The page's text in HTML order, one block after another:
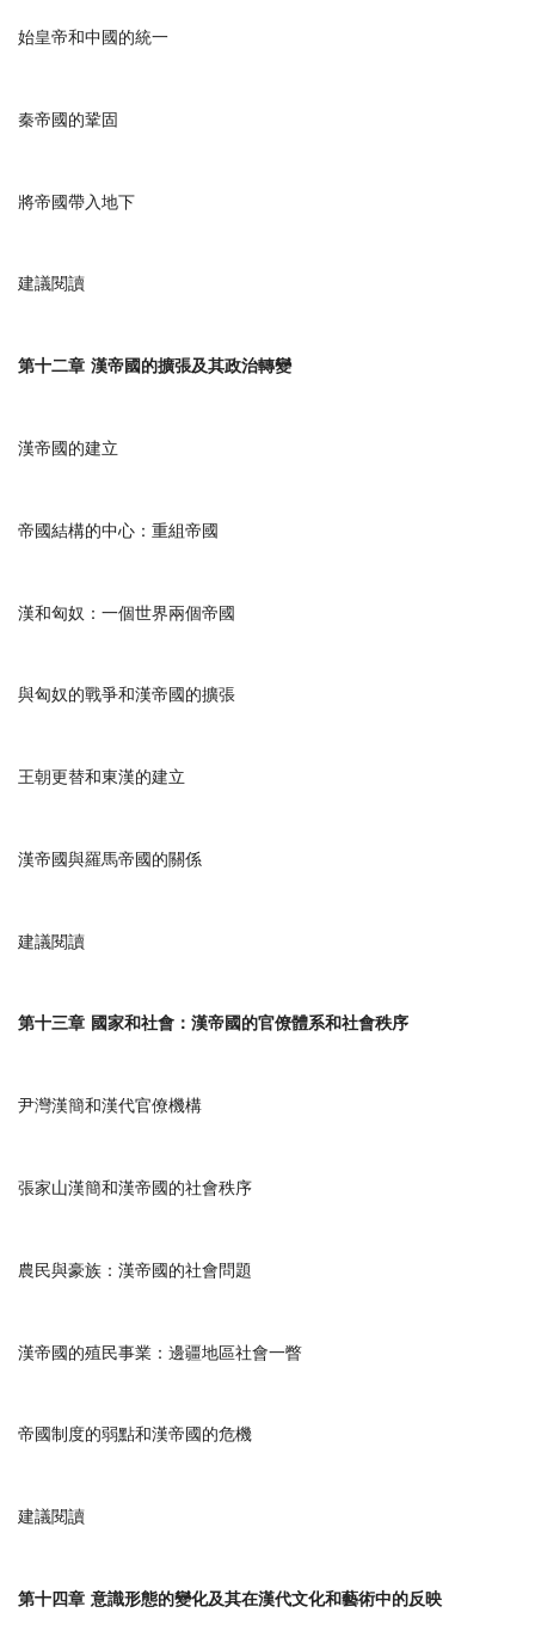
始皇帝和中國的統一
秦帝國的鞏固
將帝國帶入地下
建議閱讀
第十二章 漢帝國的擴張及其政治轉變
漢帝國的建立
帝國結構的中心：重組帝國
漢和匈奴：一個世界兩個帝國
與匈奴的戰爭和漢帝國的擴張
王朝更替和東漢的建立
漢帝國與羅馬帝國的關係
建議閱讀
第十三章 國家和社會：漢帝國的官僚體系和社會秩序
尹灣漢簡和漢代官僚機構
張家山漢簡和漢帝國的社會秩序
農民與豪族：漢帝國的社會問題
漢帝國的殖民事業：邊疆地區社會一瞥
帝國制度的弱點和漢帝國的危機
建議閱讀
第十四章 意識形態的變化及其在漢代文化和藝術中的反映